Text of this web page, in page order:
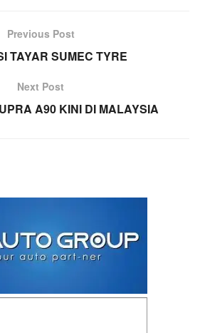
Previous Post
TAYAR SUMEC TYRE
Next Post
A90 KINI DI MALAYSIA